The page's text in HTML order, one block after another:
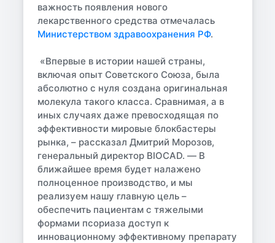
важность появления нового
лекарственного средства отмечалась
Министерством здравоохранения РФ.
«Впервые в истории нашей страны,
включая опыт Советского Союза, была
абсолютно с нуля создана оригинальная
молекула такого класса. Сравнимая, а в
иных случаях даже превосходящая по
эффективности мировые блокбастеры
рынка, – рассказал Дмитрий Морозов,
генеральный директор BIOCAD. — В
ближайшее время будет налажено
полноценное производство, и мы
реализуем нашу главную цель –
обеспечить пациентам с тяжелыми
формами псориаза доступ к
инновационному эффективному препарату